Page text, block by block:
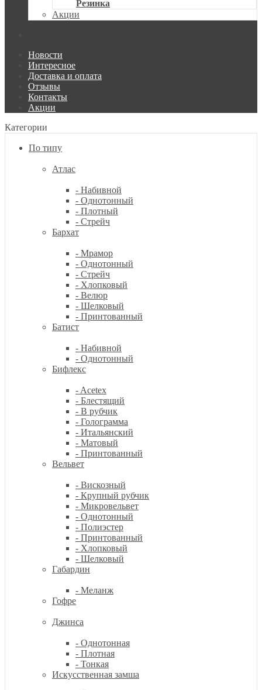
Резинка
Акции
Новости
Интересное
Доставка и оплата
Отзывы
Контакты
Акции
Категории
По типу
Атлас
- Набивной
- Однотонный
- Плотный
- Стрейч
Бархат
- Мрамор
- Однотонный
- Стрейч
- Хлопковый
- Велюр
- Шелковый
- Принтованный
Батист
- Набивной
- Однотонный
Бифлекс
- Acetex
- Блестящий
- В рубчик
- Голограмма
- Итальянский
- Матовый
- Принтованный
Вельвет
- Вискозный
- Крупный рубчик
- Микровельвет
- Однотонный
- Полиэстер
- Принтованный
- Хлопковый
- Шелковый
Габардин
- Меланж
Гофре
Джинса
- Однотонная
- Плотная
- Тонкая
Искусственная замша